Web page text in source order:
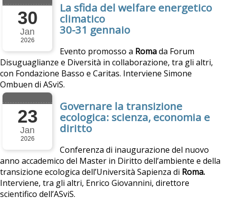
30
Jan
2026
La sfida del welfare energetico
climatico
30-31 gennaio
Evento promosso a Romada Forum
Disuguaglianze e Diversità in collaborazione, tra gli altri,
con Fondazione Basso e Caritas. Interviene Simone
Ombuen di ASviS.
23
Jan
2026
Governare la transizione
ecologica: scienza, economia e
diritto
Conferenza di inaugurazione del nuovo
anno accademico del Master in Diritto dell’ambiente e della
transizione ecologica dell’Università Sapienza di Roma.
Interviene, tra gli altri, Enrico Giovannini, direttore
scientifico dell’ASviS.